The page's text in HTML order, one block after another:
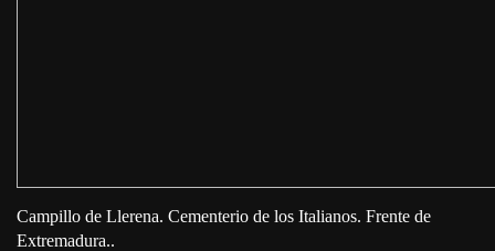
Campillo de Llerena. Cementerio de los Italianos. Frente de
Extremadura..